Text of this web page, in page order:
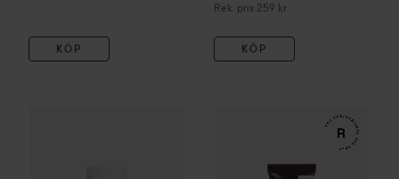
KÖP
Rek. pris 259 kr
Rekommenderat pris 259 kr
KÖP
Rekommenderat pris 279 kr
RefectoCilEyelash